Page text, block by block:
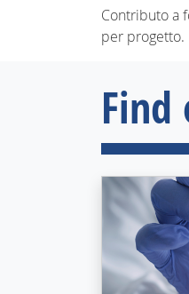
Contributo a
per progetto.
Find